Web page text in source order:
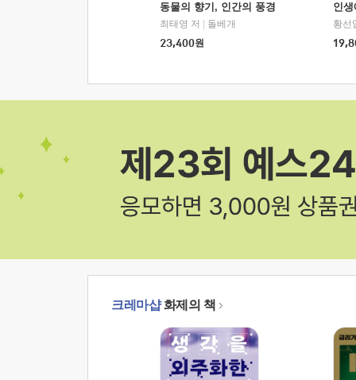
동물의 향기, 인간의 풍경
최태영 저
돌베개
23,400원
인
황선
크레마샵화제의 책